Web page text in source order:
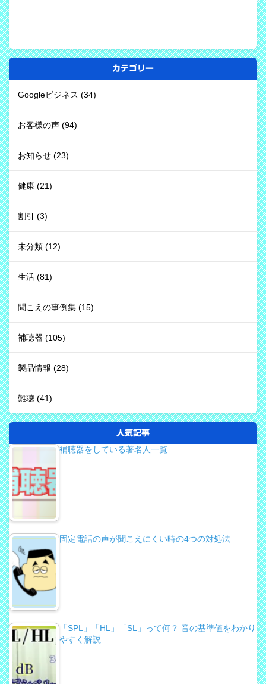
カテゴリー
Googleビジネス (34)
お客様の声 (94)
お知らせ (23)
健康 (21)
割引 (3)
未分類 (12)
生活 (81)
聞こえの事例集 (15)
補聴器 (105)
製品情報 (28)
難聴 (41)
人気記事
補聴器をしている著名人一覧
固定電話の声が聞こえにくい時の4つの対処法
「SPL」「HL」「SL」って何？ 音の基準値をわかり
やすく解説